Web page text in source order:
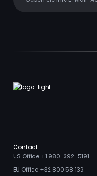
Contact
US Office +1 980-392-5191
EU Office +32 800 58 139